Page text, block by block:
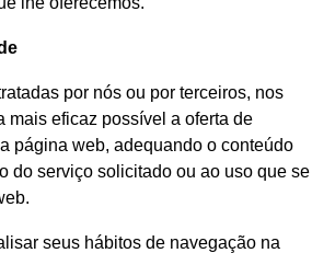
por nós ou por terceiros, nos
mais eficaz possível a oferta de
página web, adequando o conteúdo
do serviço solicitado ou ao uso que se
seus hábitos de navegação na